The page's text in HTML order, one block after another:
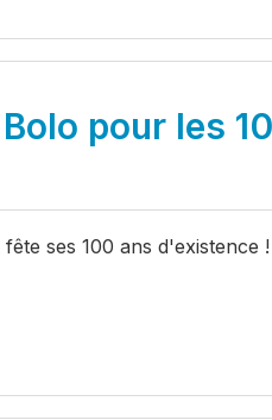
pour les
ses 100 ans d'existence !